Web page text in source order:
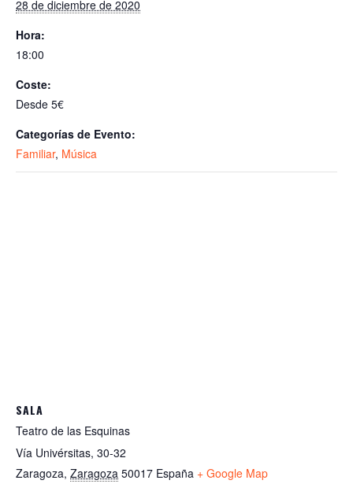
28 de diciembre de 2020
Hora:
18:00
Coste:
Desde 5€
Categorías de Evento:
Familiar, Música
SALA
Teatro de las Esquinas
Vía Univérsitas, 30-32
Zaragoza, Zaragoza 50017 España + Google Map